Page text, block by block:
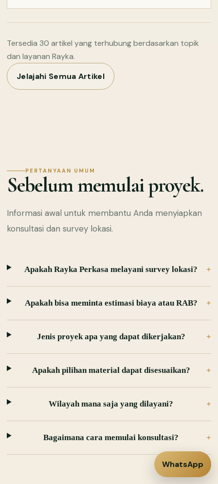
Tersedia 30 artikel yang terhubung berdasarkan topik
dan layanan Rayka.
Jelajahi Semua Artikel
PERTANYAAN UMUM
Sebelum memulai proyek.
Informasi awal untuk membantu Anda menyiapkan
konsultasi dan survey lokasi.
Apakah Rayka Perkasa melayani survey lokasi?
Apakah bisa meminta estimasi biaya atau RAB?
Jenis proyek apa yang dapat dikerjakan?
Apakah pilihan material dapat disesuaikan?
Wilayah mana saja yang dilayani?
Bagaimana cara memulai konsultasi?
WhatsApp